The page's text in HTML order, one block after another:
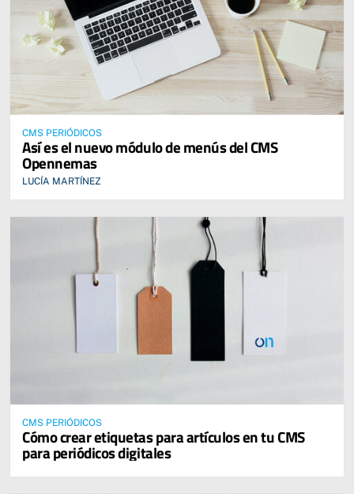
CMS PERIÓDICOS
Así es el nuevo módulo de menús del CMS
Opennemas
LUCÍA MARTÍNEZ
CMS PERIÓDICOS
Cómo crear etiquetas para artículos en tu CMS
para periódicos digitales